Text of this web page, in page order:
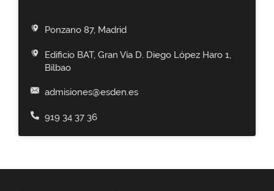
Ponzano 87, Madrid
Edificio BAT, Gran Vía D. Diego López Haro 1,
Bilbao
admisiones@esden.es
919 34 37 36